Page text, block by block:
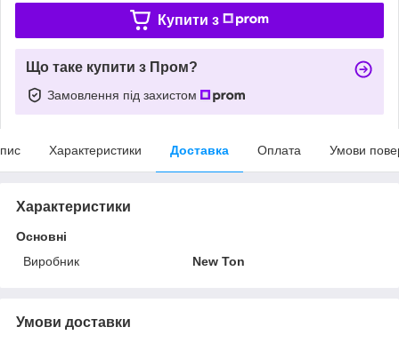
Купити з
Що таке купити з Пром?
Замовлення під захистом
Характеристики Доставка Оплата Умови
Характеристики
Основні
Виробник
New Ton
Умови доставки